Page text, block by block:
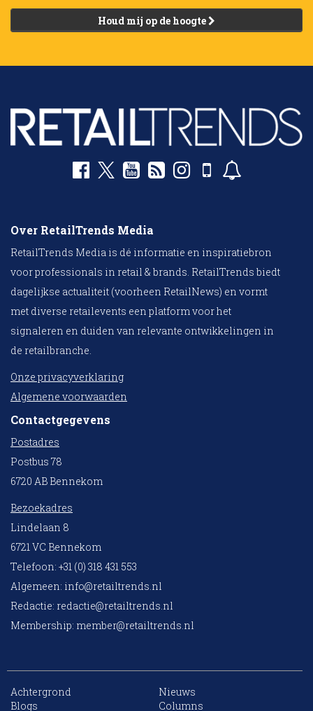
Houd mij op de hoogte
Over RetailTrends Media
RetailTrends Media is dé informatie en inspiratiebron
voor professionals in retail & brands. RetailTrends biedt
dagelijkse actualiteit (voorheen RetailNews) en vormt
met diverse retailevents een platform voor het
signaleren en duiden van relevante ontwikkelingen in
de retailbranche.
Onze privacyverklaring
Algemene voorwaarden
Contactgegevens
Postadres
Postbus 78
6720 AB Bennekom
Bezoekadres
Lindelaan 8
6721 VC Bennekom
Telefoon: +31 (0) 318 431 553
Algemeen: info@retailtrends.nl
Redactie: redactie@retailtrends.nl
Membership: member@retailtrends.nl
Achtergrond
Nieuws
Blogs
Columns